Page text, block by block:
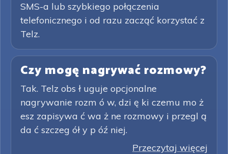
SMS-a lub szybkiego połączenia
telefonicznego i od razu zacząć korzystać z
Telz.
Czy mogę nagrywać rozmowy?
Tak. Telz obs ł uguje opcjonalne
nagrywanie rozm ó w, dzi ę ki czemu mo ż
esz zapisywa ć wa ż ne rozmowy i przegl ą
da ć szczeg ół y p óź niej.
Przeczytaj więcej